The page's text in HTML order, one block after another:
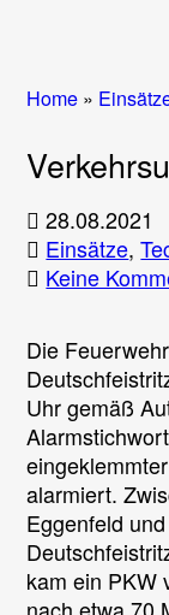
Home »
28.08.2021
Einsätze,
Keine
Die
Uhr gemäß
alarmiert.
Eggenfeld
kam ein PKW